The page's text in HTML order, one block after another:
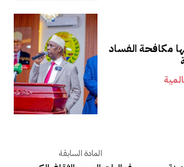
مكافحة الفساد
المادة السابقة